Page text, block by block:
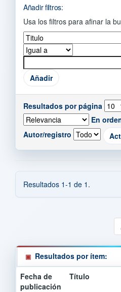
Añadir filtros:
Usa los filtros para afinar la
Resultados por página
En
Autor/registro
Resultados 1-1 de 1.
Resultados por ítem:
Fecha de
publicación
Título